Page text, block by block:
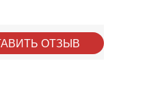
ОТЗЫВ